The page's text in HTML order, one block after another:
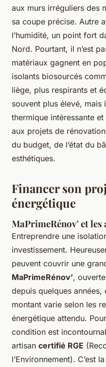
aux murs irréguliers des
sa coupe précise. Autre
l’humidité, un point fort
Nord. Pourtant, il n’est
matériaux gagnent en
isolants biosourcés
liège, plus respirants et
souvent plus élevé, mais
thermique intéressante
aux projets de
du budget, de l’état du
esthétiques.
Financer son
énergétique
MaPrimeRénov' et les
Entreprendre une
investissement.
peuvent couvrir une
MaPrimeRénov’,
depuis quelques
montant varie selon les
énergétique attendu.
condition est
artisan certifié RGE
l’Environnement). C’est